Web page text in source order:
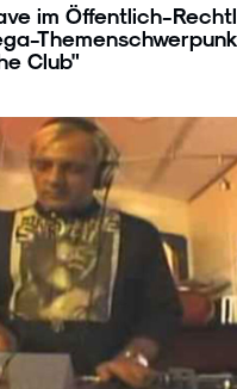
im Öffentlich-
Club"